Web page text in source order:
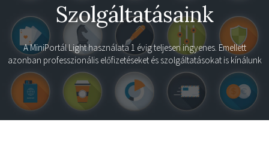
Szolgáltatásaink
AMiniPortál Lighthasználata 1 évig teljesen ingyenes. Emellett
azonban professzionális előfizetéseket és szolgáltatásokat is kínálunk